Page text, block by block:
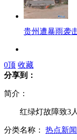
贵州遭暴雨袭
重庆选美组委
网络色情又泛
0顶 收藏
分享到：
简介：
红绿灯故障致3人
分类名称： 热点新闻